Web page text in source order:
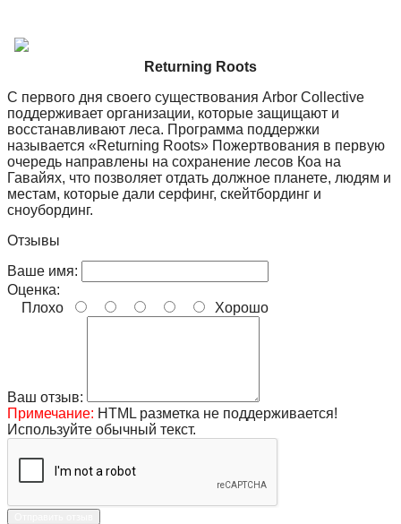
Returning Roots
С первого дня своего существования Arbor Collective
поддерживает организации, которые защищают и
восстанавливают леса. Программа поддержки
называется «Returning Roots» Пожертвования в первую
очередь направлены на сохранение лесов Коа на
Гавайях, что позволяет отдать должное планете, людям и
местам, которые дали серфинг, скейтбординг и
сноубординг.
Отзывы
Ваше имя:
Оценка:
Плохо
Хорошо
Ваш отзыв:
Примечание: HTML разметка не поддерживается!
Используйте обычный текст.